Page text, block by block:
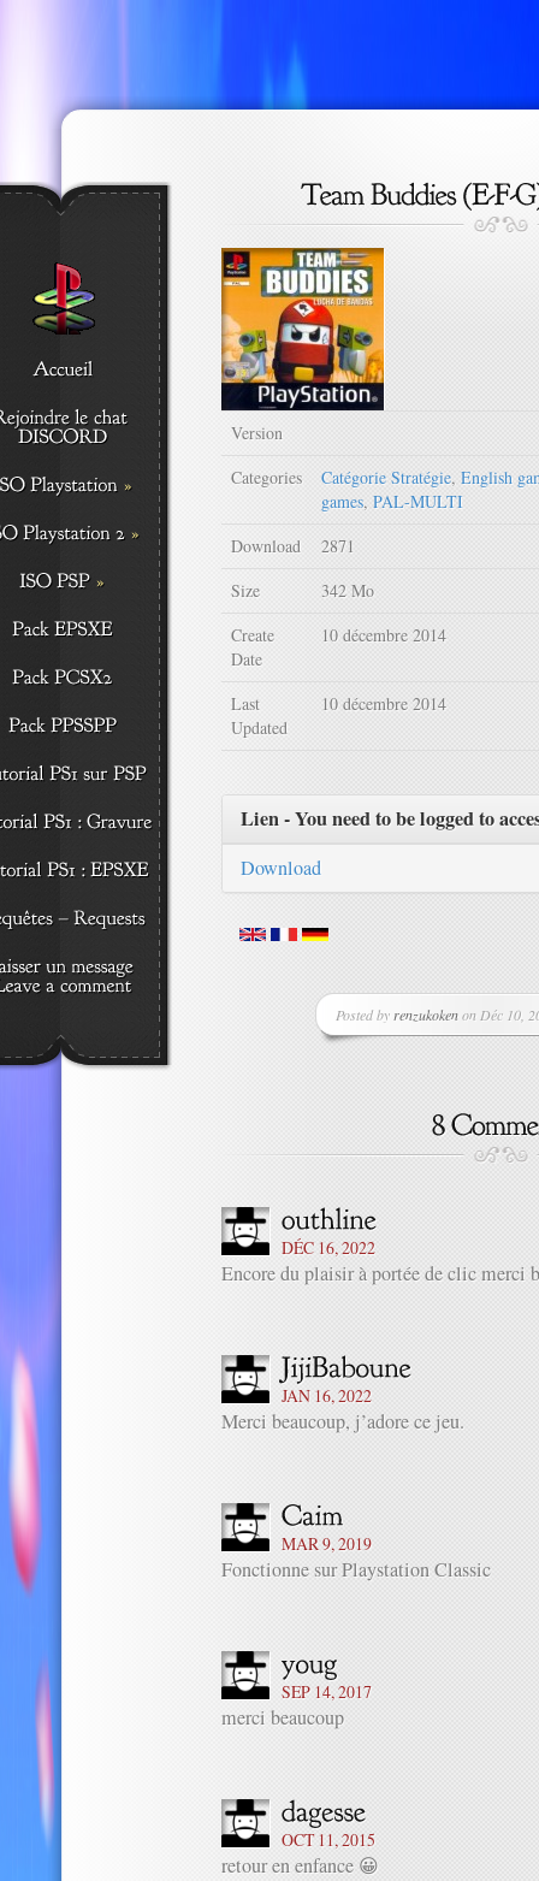
Version
Categories
Catégorie Stratégie, English
games, PAL-MULTI
Download
2871
Size
342 Mo
Create
Date
10 décembre 2014
Last
Updated
10 décembre 2014
Lien - You need to be logged to
Download
Posted by renzukokenon Déc 10,
DÉC 16, 2022
Encore du plaisir à portée de clic merci
JAN 16, 2022
Merci beaucoup, j’adore ce jeu.
MAR 9, 2019
Fonctionne sur Playstation Classic
SEP 14, 2017
merci beaucoup
OCT 11, 2015
retour en enfance 😀